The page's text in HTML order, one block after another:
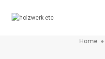
Home